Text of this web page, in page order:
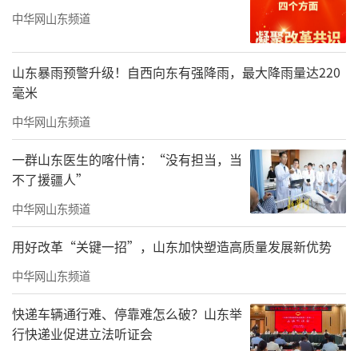
纸本设色52cm×52cm2006年
中华网山东频道
山东暴雨预警升级！自西向东有强降雨，最大降雨量达220
毫米
中华网山东频道
一群山东医生的喀什情：“没有担当，当
不了援疆人”
中华网山东频道
用好改革“关键一招”，山东加快塑造高质量发展新优势
中华网山东频道
快递车辆通行难、停靠难怎么破？山东举
行快递业促进立法听证会